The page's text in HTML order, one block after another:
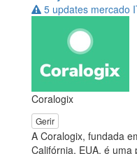
5 updates mercado
Coralogix
Gerir
A Coralogix, fundada
Califórnia, EUA, é